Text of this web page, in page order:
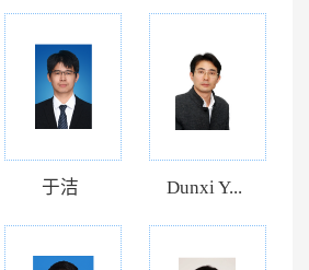
于洁 Dunxi Y...